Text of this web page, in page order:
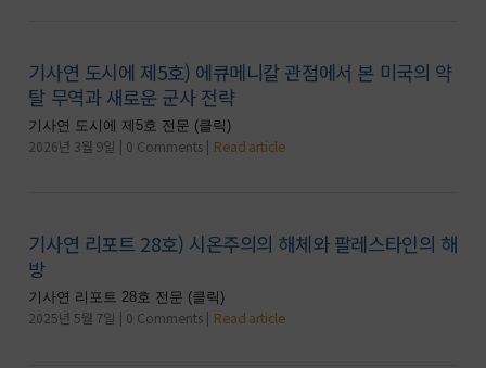
기사연 도시에 제5호) 에큐메니칼 관점에서 본 미국의 약
탈 무역과 새로운 군사 전략
기사연 도시에 제5호 전문 (클릭)
2026년 3월 9일 0 Comments Read article
기사연 리포트 28호) 시온주의의 해체와 팔레스타인의 해
방
기사연 리포트 28호 전문 (클릭)
2025년 5월 7일 0 Comments Read article